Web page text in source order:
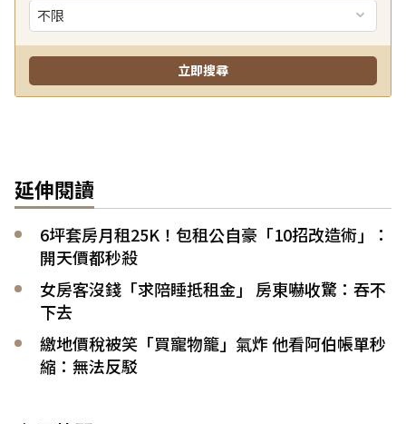
延伸閱讀
6坪套房月租25K！包租公自豪「10招改造術」：
開天價都秒殺
女房客沒錢「求陪睡抵租金」 房東嚇收驚：吞不
下去
繳地價稅被笑「買寵物籠」氣炸 他看阿伯帳單秒
縮：無法反駁